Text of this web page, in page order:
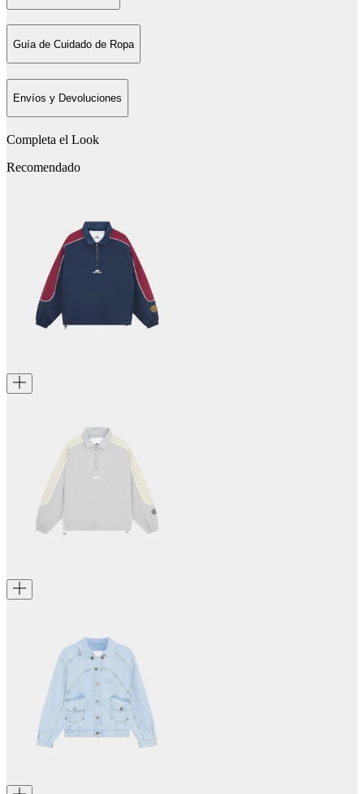
Guía de Cuidado de Ropa
Envíos y Devoluciones
Completa el Look
Recomendado